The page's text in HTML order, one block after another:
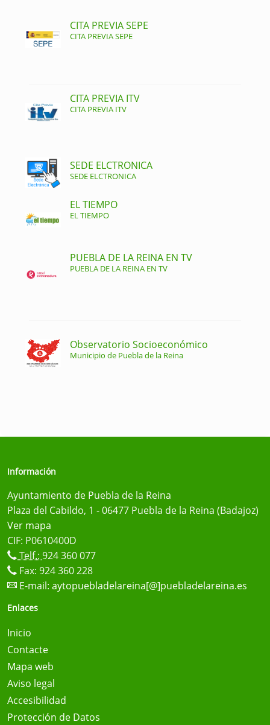
CITA PREVIA SEPE
CITA PREVIA SEPE
CITA PREVIA ITV
CITA PREVIA ITV
SEDE ELCTRONICA
SEDE ELCTRONICA
EL TIEMPO
EL TIEMPO
PUEBLA DE LA REINA EN TV
PUEBLA DE LA REINA EN TV
Observatorio Socioeconómico
Municipio de Puebla de la Reina
Información
Ayuntamiento de Puebla de la Reina
Plaza del Cabildo, 1 - 06477 Puebla de la Reina (Badajoz)
Ver mapa
CIF: P0610400D
Telf.: 924 360 077
Fax: 924 360 228
E-mail: aytopuebladelareina[@]puebladelareina.es
Enlaces
Inicio
Contacte
Mapa web
Aviso legal
Accesibilidad
Protección de Datos